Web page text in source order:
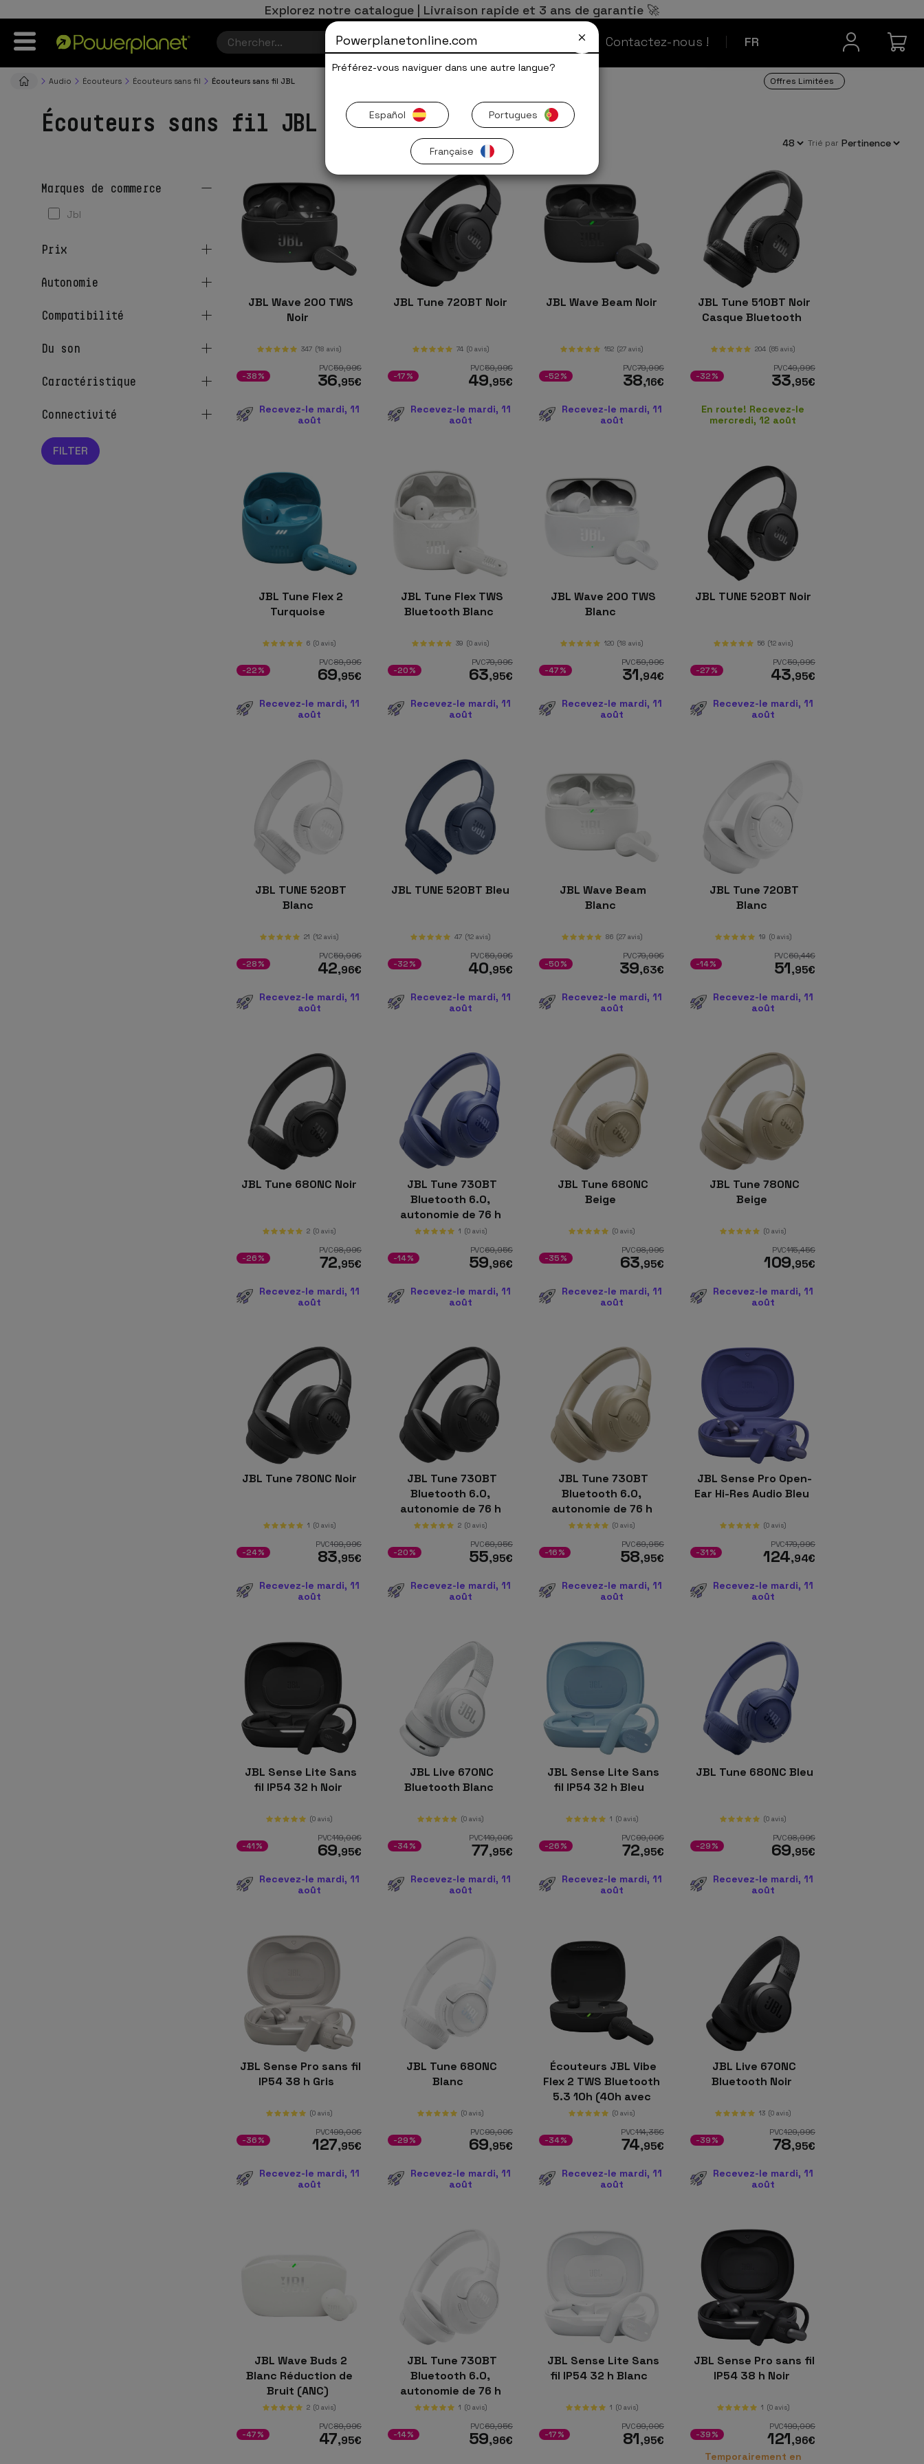
Explorez notre catalogue | Livraison rapide et 3 ans de garantie 🚀
FR
Contactez-nous !
Contact
Audio Écouteurs Écouteurs sans fil Écouteurs sans fil JBL Offres Limitées
Écouteurs sans fil JBL
trié par
marques de commerce
jbl
prix
autonomie
compatibilité
du son
caractéristique
connectivité
JBL Wave 200 TWS
Noir
347 (18 avis)
PVC59,99€
36,95€
-38%
Recevez-le mardi, 11
août
JBL Tune 720BT Noir
74 (0 avis)
PVC59,99€
49,95€
-17%
Recevez-le mardi, 11
août
JBL Wave Beam Noir
152 (27 avis)
PVC79,99€
38,16€
-52%
Recevez-le mardi, 11
août
JBL Tune 510BT Noir
Casque Bluetooth
204 (65 avis)
PVC49,99€
33,95€
-32%
En route! Recevez-le
mercredi, 12 août
JBL Tune Flex 2
Turquoise
6 (0 avis)
PVC89,99€
69,95€
-22%
Recevez-le mardi, 11
août
JBL Tune Flex TWS
Bluetooth Blanc
39 (0 avis)
PVC79,99€
63,95€
-20%
Recevez-le mardi, 11
août
JBL Wave 200 TWS
Blanc
120 (18 avis)
PVC59,99€
31,94€
-47%
Recevez-le mardi, 11
août
JBL TUNE 520BT Noir
56 (12 avis)
PVC59,99€
43,95€
-27%
Recevez-le mardi, 11
août
JBL TUNE 520BT
Blanc
21 (12 avis)
PVC59,99€
42,96€
-28%
Recevez-le mardi, 11
août
JBL TUNE 520BT Bleu
47 (12 avis)
PVC59,99€
40,95€
-32%
Recevez-le mardi, 11
août
JBL Wave Beam
Blanc
86 (27 avis)
PVC79,99€
39,63€
-50%
Recevez-le mardi, 11
août
JBL Tune 720BT
Blanc
19 (0 avis)
PVC60,44€
51,95€
-14%
Recevez-le mardi, 11
août
JBL Tune 680NC Noir
2 (0 avis)
PVC98,99€
72,95€
-26%
Recevez-le mardi, 11
août
JBL Tune 730BT
Bluetooth 6.0,
autonomie de 76 h
Bleu1 (0 avis)
PVC69,95€
59,96€
-14%
Recevez-le mardi, 11
août
JBL Tune 680NC
Beige
(0 avis)
PVC98,99€
63,95€
-35%
Recevez-le mardi, 11
août
JBL Tune 780NC
Beige
(0 avis)
PVC115,45€
109,95€
Recevez-le mardi, 11
août
JBL Tune 780NC Noir
1 (0 avis)
PVC109,99€
83,95€
-24%
Recevez-le mardi, 11
août
JBL Tune 730BT
Bluetooth 6.0,
autonomie de 76 h
Noir
2 (0 avis)
PVC69,95€
55,95€
-20%
Recevez-le mardi, 11
août
JBL Tune 730BT
Bluetooth 6.0,
autonomie de 76 h
Beige(0 avis)
PVC69,95€
58,95€
-16%
Recevez-le mardi, 11
août
JBL Sense Pro Open-
Ear Hi-Res Audio Bleu
(0 avis)
PVC179,99€
124,94€
-31%
Recevez-le mardi, 11
août
JBL Sense Lite Sans
fil IP54 32 h Noir
(0 avis)
PVC119,00€
69,95€
-41%
Recevez-le mardi, 11
août
JBL Live 670NC
Bluetooth Blanc
(0 avis)
PVC119,00€
77,95€
-34%
Recevez-le mardi, 11
août
JBL Sense Lite Sans
fil IP54 32 h Bleu
1 (0 avis)
PVC99,00€
72,95€
-26%
Recevez-le mardi, 11
août
JBL Tune 680NC Bleu
(0 avis)
PVC98,99€
69,95€
-29%
Recevez-le mardi, 11
août
JBL Sense Pro sans fil
IP54 38 h Gris
(0 avis)
PVC199,00€
127,95€
-36%
Recevez-le mardi, 11
août
JBL Tune 680NC
Blanc
(0 avis)
PVC99,00€
69,95€
-29%
Recevez-le mardi, 11
août
Écouteurs JBL Vibe
Flex 2 TWS Bluetooth
5.3 10h (40h avec
étui) IP54
(0 avis)
PVC114,35€
74,95€
-34%
Recevez-le mardi, 11
août
JBL Live 670NC
Bluetooth Noir
13 (0 avis)
PVC129,99€
78,95€
-39%
Recevez-le mardi, 11
août
JBL Wave Buds 2
Blanc Réduction de
Bruit (ANC)
2 (0 avis)
PVC89,99€
47,95€
-47%
JBL Tune 730BT
Bluetooth 6.0,
autonomie de 76 h
Blanc
1 (0 avis)
PVC69,95€
59,96€
-14%
JBL Sense Lite Sans
fil IP54 32 h Blanc
1 (0 avis)
PVC99,00€
81,95€
-17%
JBL Sense Pro sans fil
IP54 38 h Noir
1 (0 avis)
PVC199,00€
121,96€
-39%
Temporairement en
Powerplanetonline.com
Préférez-vous naviguer dans une autre langue?
Español Portugues
Française